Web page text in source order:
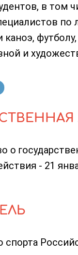
в том
по
каноэ,
и
о
- 21
спорта